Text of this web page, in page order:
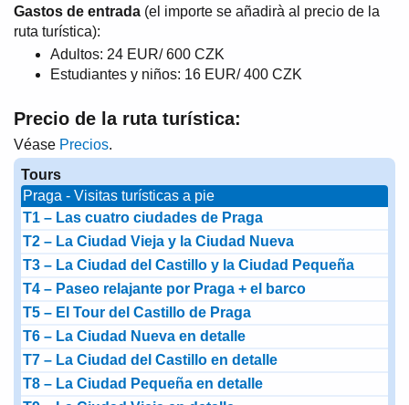
Gastos de entrada (el importe se añadirà al precio de la
ruta turística):
Adultos: 24 EUR/ 600 CZK
Estudiantes y niños: 16 EUR/ 400 CZK
Precio de la ruta turística:
Véase Precios.
Tours
Praga - Visitas turísticas a pie
T1 – Las cuatro ciudades de Praga
T2 – La Ciudad Vieja y la Ciudad Nueva
T3 – La Ciudad del Castillo y la Ciudad Pequeña
T4 – Paseo relajante por Praga + el barco
T5 – El Tour del Castillo de Praga
T6 – La Ciudad Nueva en detalle
T7 – La Ciudad del Castillo en detalle
T8 – La Ciudad Pequeña en detalle